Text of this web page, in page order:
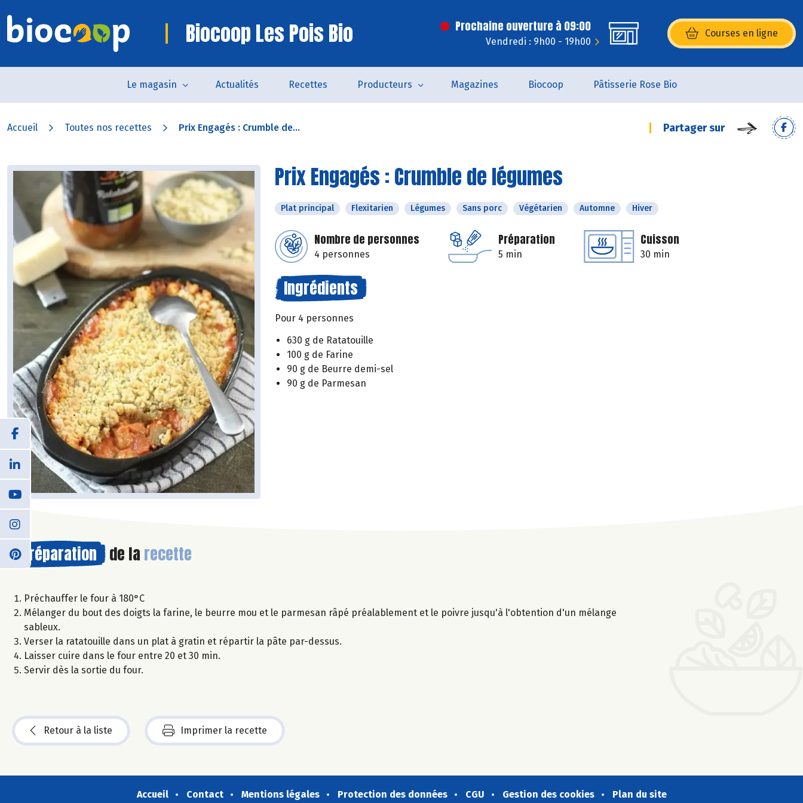
Biocoop Les Pois Bio Prochaine ouverture à 09:00
Vendredi : 9h00 - 19h00
Courses en ligne
(s’ouvre dans une nouvelle
Le magasin Actualités Recettes Producteurs Magazines Biocoop Pâtisserie Rose Bio
Accueil Toutes nos recettes Prix Engagés : Crumble de... Partager sur
Prix Engagés : Crumble de légumes
Plat principal Flexitarien Légumes Sans porc Végétarien Automne Hiver
Nombre de personnes
4 personnes
Préparation
5 min
Cuisson
30 min
Ingrédients
Pour 4 personnes
630 g de Ratatouille
100 g de Farine
90 g de Beurre demi-sel
90 g de Parmesan
Préparation de la recette
Préchauffer le four à 180°C
Mélanger du bout des doigts la farine, le beurre mou et le parmesan râpé préalablement et le poivre jusqu'à l'obtention d'un mélange
sableux.
Verser la ratatouille dans un plat à gratin et répartir la pâte par-dessus.
Laisser cuire dans le four entre 20 et 30 min.
Servir dès la sortie du four.
Retour à la liste Imprimer la recette
Accueil Contact Mentions légales Protection des données CGU Gestion des cookies Plan du site